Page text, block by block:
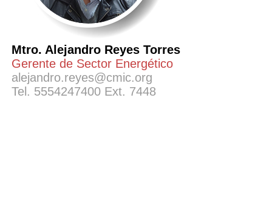
Mtro. Alejandro Reyes Torres
Gerente de Sector Energético
alejandro.reyes@cmic.org
Tel. 5554247400 Ext. 7448